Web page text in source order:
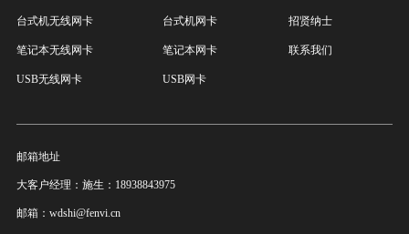
台式机无线网卡
笔记本无线网卡
USB无线网卡
台式机网卡
笔记本网卡
USB网卡
招贤纳士
联系我们
邮箱地址
大客户经理：施生：18938843975
邮箱：wdshi@fenvi.cn